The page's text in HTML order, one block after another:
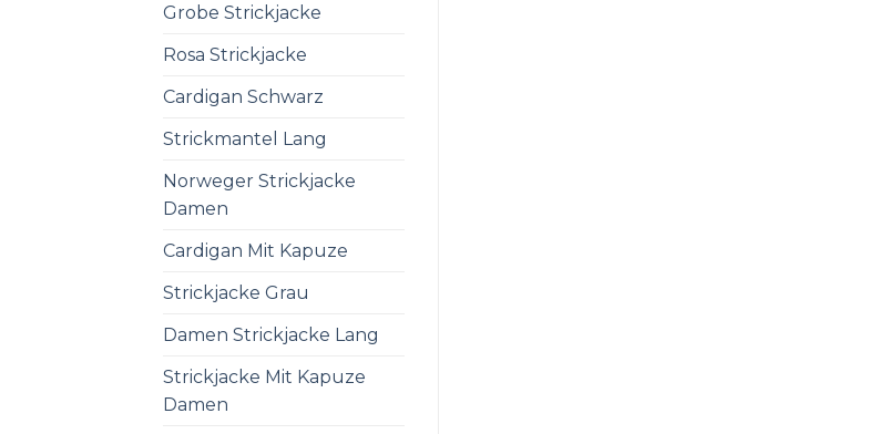
Grobe Strickjacke
Rosa Strickjacke
Cardigan Schwarz
Strickmantel Lang
Norweger Strickjacke
Damen
Cardigan Mit Kapuze
Strickjacke Grau
Damen Strickjacke Lang
Strickjacke Mit Kapuze
Damen